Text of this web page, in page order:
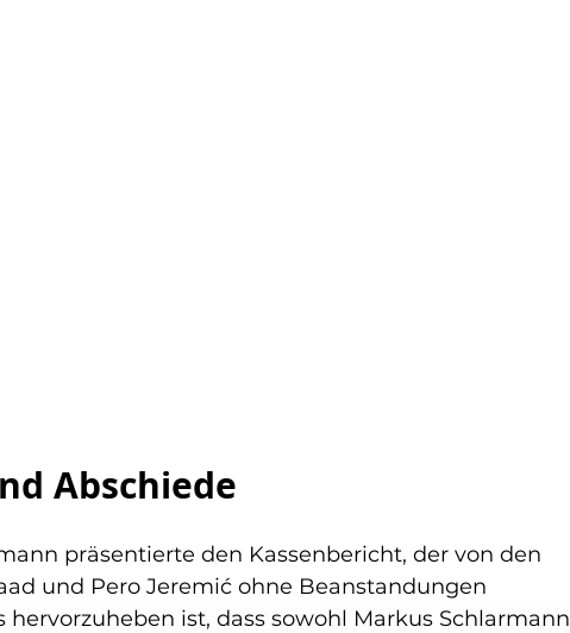
Abschiede
präsentierte den Kassenbericht, der von den
und Pero Jeremić ohne Beanstandungen
hervorzuheben ist, dass sowohl Markus Schlarmann